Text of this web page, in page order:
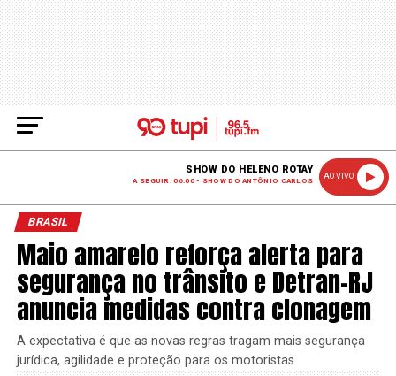
SHOW DO HELENO ROTAY
A SEGUIR: 06:00 - SHOW DO ANTÔNIO CARLOS
AO VIVO
BRASIL
Maio amarelo reforça alerta para
segurança no trânsito e Detran-RJ
anuncia medidas contra clonagem
A expectativa é que as novas regras tragam mais segurança
jurídica, agilidade e proteção para os motoristas